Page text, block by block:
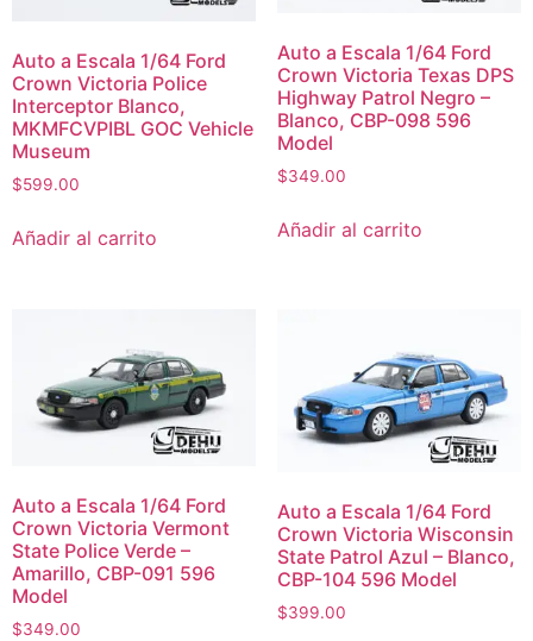
Auto a Escala 1/64 Ford
Crown Victoria Police
Interceptor Blanco,
MKMFCVPIBL GOC Vehicle
Museum
$599.00
Añadir al carrito
Auto a Escala 1/64 Ford
Crown Victoria Texas DPS
Highway Patrol Negro –
Blanco, CBP-098 596
Model
$349.00
Añadir al carrito
Auto a Escala 1/64 Ford
Crown Victoria Vermont
State Police Verde –
Amarillo, CBP-091 596
Model
$349.00
Auto a Escala 1/64 Ford
Crown Victoria Wisconsin
State Patrol Azul – Blanco,
CBP-104 596 Model
$399.00